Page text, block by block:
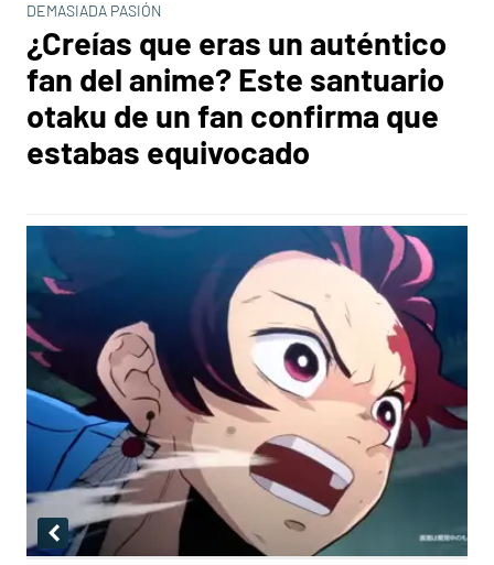
DEMASIADA PASIÓN
¿Creías que eras un auténtico
fan del anime? Este santuario
otaku de un fan confirma que
estabas equivocado